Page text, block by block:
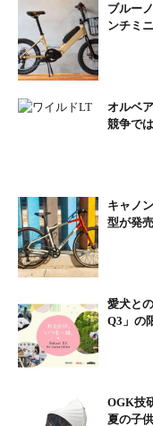
ブルー
ンチミ
オルベ
競争で
キャノ
型が発
愛犬と
Q3」の
OGK技
夏の子